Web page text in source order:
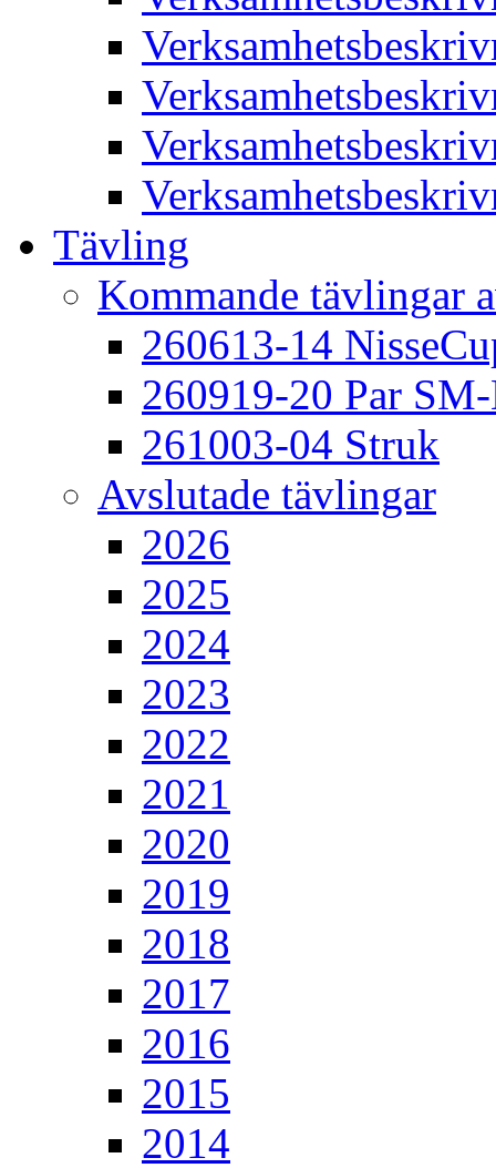
Tävling
Kommande tävlingar
260613-14
260919-20 Par
261003-04 Struk
Avslutade tävlingar
2026
2025
2024
2023
2022
2021
2020
2019
2018
2017
2016
2015
2014